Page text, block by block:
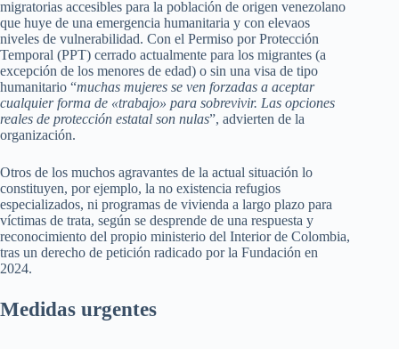
migratorias accesibles para la población de origen venezolano
que huye de una emergencia humanitaria y con elevaos
niveles de vulnerabilidad. Con el Permiso por Protección
Temporal (PPT) cerrado actualmente para los migrantes (a
excepción de los menores de edad) o sin una visa de tipo
humanitario “muchas mujeres se ven forzadas a aceptar
cualquier forma de «trabajo» para sobrevivir. Las opciones
reales de protección estatal son nulas”, advierten de la
organización.
Otros de los muchos agravantes de la actual situación lo
constituyen, por ejemplo, la no existencia refugios
especializados, ni programas de vivienda a largo plazo para
víctimas de trata, según se desprende de una respuesta y
reconocimiento del propio ministerio del Interior de Colombia,
tras un derecho de petición radicado por la Fundación en
2024.
Medidas urgentes